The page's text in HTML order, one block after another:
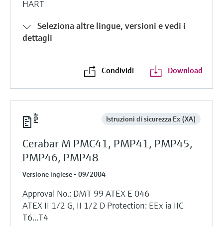
HART
Seleziona altre lingue, versioni e vedi i
dettagli
Condividi Download
Istruzioni di sicurezza Ex (XA)
Cerabar M PMC41, PMP41, PMP45,
PMP46, PMP48
Versione inglese - 09/2004
Approval No.: DMT 99 ATEX E 046
ATEX II 1/2 G, II 1/2 D Protection: EEx ia IIC
T6...T4